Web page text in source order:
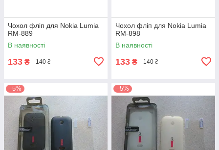
Чохол фліп для Nokia Lumia
RM-889
В наявності
133 ₴ 140 ₴
Чохол фліп для Nokia Lumia
RM-898
В наявності
133 ₴ 140 ₴
–5% –5%